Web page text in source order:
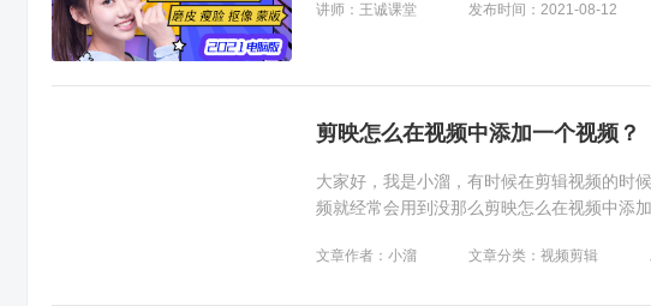
讲师：王诚课堂 发布时间：2021-08-12
剪映怎么在视频中添加一个视频？
大家好，我是小溜，有时候在剪辑视频的时
频就经常会用到没那么剪映怎么在视频中添
文章作者：小溜 文章分类：视频剪辑